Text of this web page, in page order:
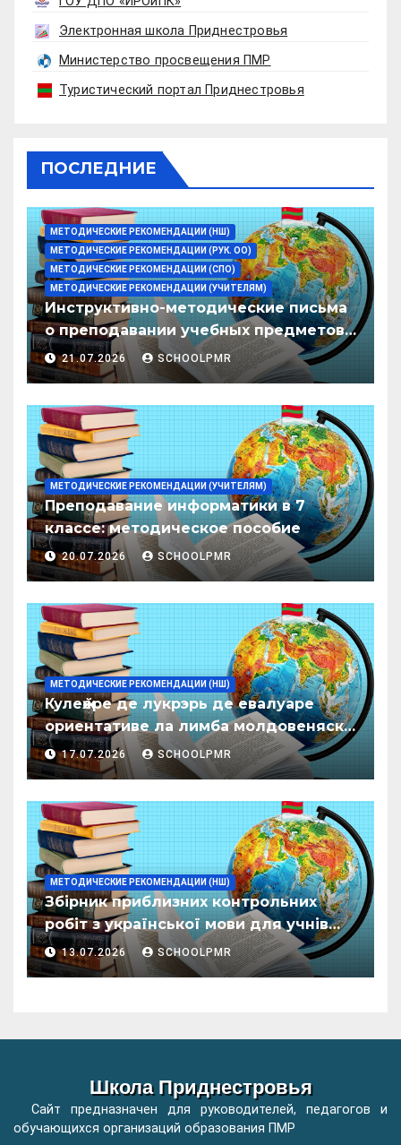
Электронная школа Приднестровья
Министерство просвещения ПМР
Туристический портал Приднестровья
ПОСЛЕДНИЕ
МЕТОДИЧЕСКИЕ РЕКОМЕНДАЦИИ (НШ)
МЕТОДИЧЕСКИЕ РЕКОМЕНДАЦИИ (РУК. ОО)
МЕТОДИЧЕСКИЕ РЕКОМЕНДАЦИИ (СПО)
МЕТОДИЧЕСКИЕ РЕКОМЕНДАЦИИ (УЧИТЕЛЯМ)
Инструктивно-методические письма
о преподавании учебных предметов/
дисциплин в организациях
образования ПМР на 2026/27 уч. год
21.07.2026 SCHOOLPMR
МЕТОДИЧЕСКИЕ РЕКОМЕНДАЦИИ (УЧИТЕЛЯМ)
Преподавание информатики в 7
классе: методическое пособие
20.07.2026 SCHOOLPMR
МЕТОДИЧЕСКИЕ РЕКОМЕНДАЦИИ (НШ)
Кулеӂере де лукрэрь де евалуаре
ориентативе ла лимба молдовеняскэ
пентру елевий класелор примаре але
организациилор де ынвэцэмынт
17.07.2026 SCHOOLPMR
МЕТОДИЧЕСКИЕ РЕКОМЕНДАЦИИ (НШ)
Збірник приблизних контрольних
робіт з української мови для учнів
початкових класів організацій
загальної освіти
13.07.2026 SCHOOLPMR
Школа Приднестровья
Сайт предназначен для руководителей, педагогов и
обучающихся организаций образования ПМР